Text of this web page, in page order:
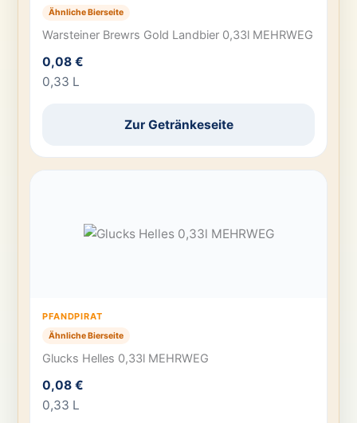
Ähnliche Bierseite
Warsteiner Brewrs Gold Landbier 0,33l MEHRWEG
0,08 €
0,33 L
Zur Getränkeseite
PFANDPIRAT
Ähnliche Bierseite
Glucks Helles 0,33l MEHRWEG
0,08 €
0,33 L